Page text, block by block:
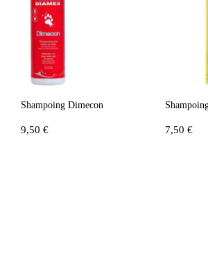
Shampoing Dimecon
9,50 € 7,50 €